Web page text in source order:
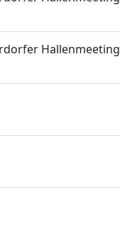
Hallenmeeting